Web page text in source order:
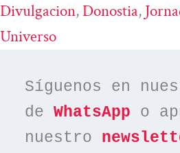
Divulgacion, Donostia,
Universo
Síguenos en
de WhatsApp o
nuestro